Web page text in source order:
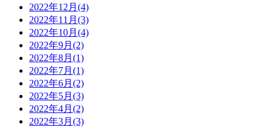
2022年12月(4)
2022年11月(3)
2022年10月(4)
2022年9月(2)
2022年8月(1)
2022年7月(1)
2022年6月(2)
2022年5月(3)
2022年4月(2)
2022年3月(3)